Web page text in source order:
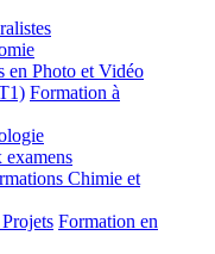
en Photo et Vidéo
Formation à
examens
Chimie et
Formation en